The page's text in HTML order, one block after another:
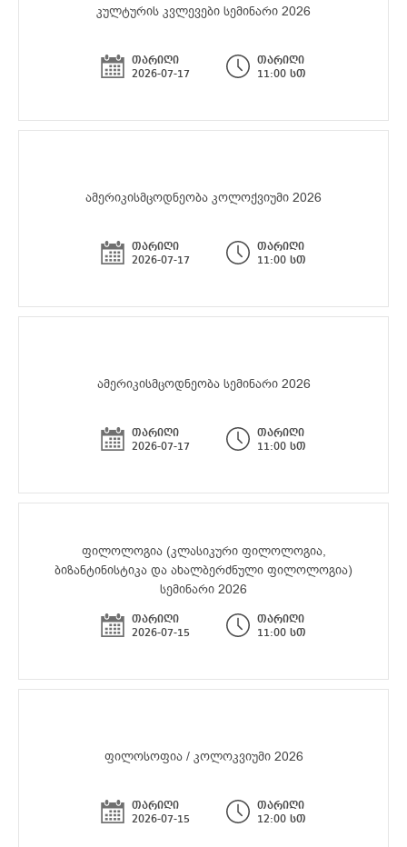
კულტურის კვლევები სემინარი 2026
თარიღი
2026-07-17
თარიღი
11:00 სთ
ამერიკისმცოდნეობა კოლოქვიუმი 2026
თარიღი
2026-07-17
თარიღი
11:00 სთ
ამერიკისმცოდნეობა სემინარი 2026
თარიღი
2026-07-17
თარიღი
11:00 სთ
ფილოლოგია (კლასიკური ფილოლოგია,
ბიზანტინისტიკა და ახალბერძნული ფილოლოგია)
სემინარი 2026
თარიღი
2026-07-15
თარიღი
11:00 სთ
ფილოსოფია / კოლოკვიუმი 2026
თარიღი
2026-07-15
თარიღი
12:00 სთ